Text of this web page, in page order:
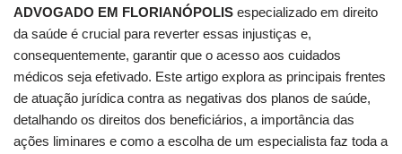
ADVOGADO EM FLORIANÓPOLIS especializado em direito
da saúde é crucial para reverter essas injustiças e,
consequentemente, garantir que o acesso aos cuidados
médicos seja efetivado. Este artigo explora as principais frentes
de atuação jurídica contra as negativas dos planos de saúde,
detalhando os direitos dos beneficiários, a importância das
ações liminares e como a escolha de um especialista faz toda a